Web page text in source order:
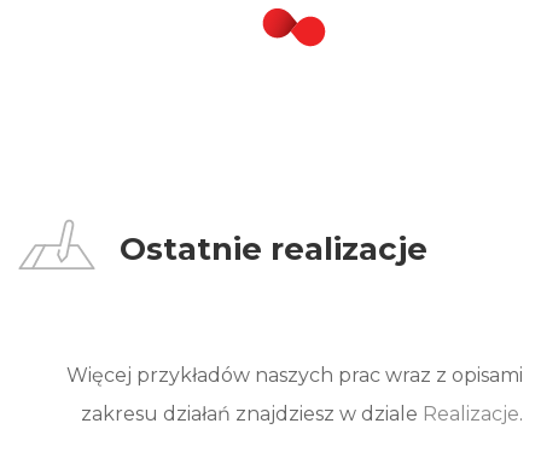
Ostatnie realizacje
Więcej przykładów naszych prac wraz z opisami
zakresu działań znajdziesz w dziale Realizacje.